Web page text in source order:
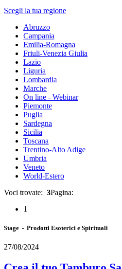
Scegli la tua regione
Abruzzo
Campania
Emilia-Romagna
Friuli-Venezia Giulia
Lazio
Liguria
Lombardia
Marche
On line - Webinar
Piemonte
Puglia
Sardegna
Sicilia
Toscana
Trentino-Alto Adige
Umbria
Veneto
World-Estero
Voci trovate: 3Pagina:
1
Stage - Prodotti Esoterici e Spirituali
27/08/2024